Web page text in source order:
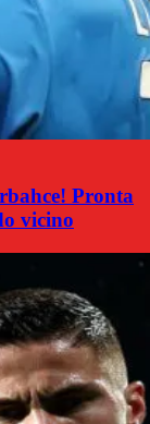
Pronta
vicino